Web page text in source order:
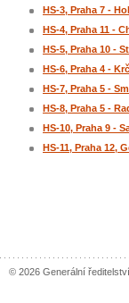
HS-3, Praha 7 -
HS-4, Praha 11 -
HS-5, Praha 10 -
HS-6, Praha 4 -
HS-7, Praha 5 -
HS-8, Praha 5 -
HS-10, Praha 9 -
HS-11, Praha 12,
© 2026 Generální